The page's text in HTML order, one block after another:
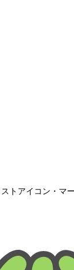
トアイコン・マ